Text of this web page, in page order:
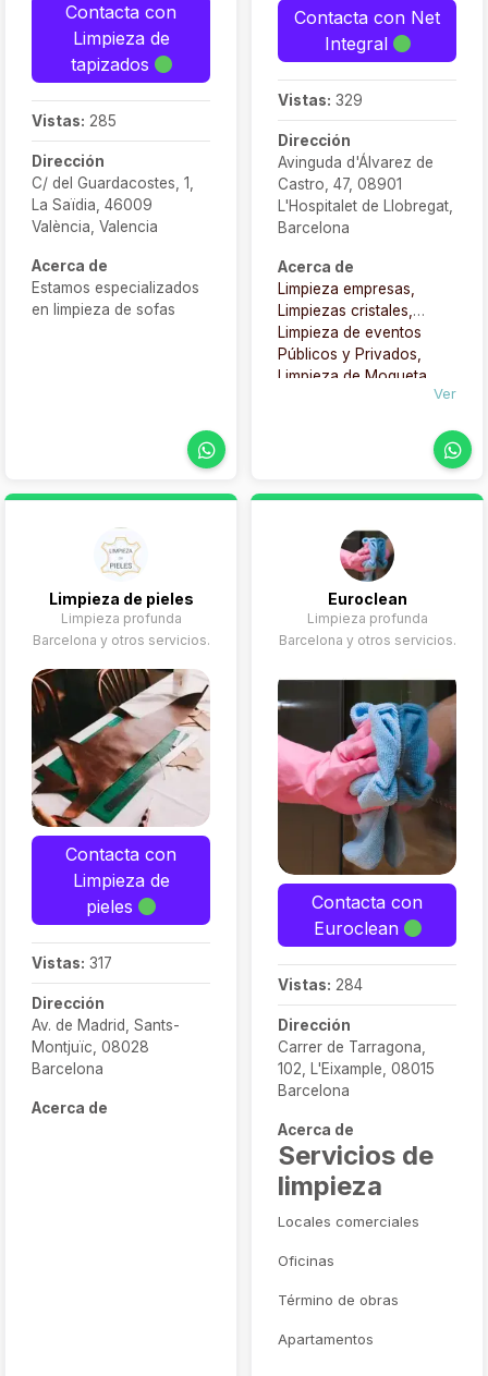
Contacta con
Limpieza de
tapizados
Vistas: 285
Dirección
C/ del Guardacostes, 1,
La Saïdia, 46009
València, Valencia
Acerca de
Estamos especializados
en limpieza de sofas
Contacta con Net
Integral
Vistas: 329
Dirección
Avinguda d'Álvarez de
Castro, 47, 08901
L'Hospitalet de Llobregat,
Barcelona
Acerca de
Limpieza empresas,
Limpiezas cristales,
Limpieza de eventos
Públicos y Privados,
Limpieza de Moqueta,
pavimientos, Limpiezas
Ver
Limpieza de pieles
Limpieza profunda
Barcelona y otros servicios.
Contacta con
Limpieza de
pieles
Vistas: 317
Dirección
Av. de Madrid, Sants-
Montjuïc, 08028
Barcelona
Acerca de
Euroclean
Limpieza profunda
Barcelona y otros servicios.
Contacta con
Euroclean
Vistas: 284
Dirección
Carrer de Tarragona,
102, L'Eixample, 08015
Barcelona
Acerca de
Servicios de
limpieza
Locales comerciales
Oficinas
Término de obras
Apartamentos